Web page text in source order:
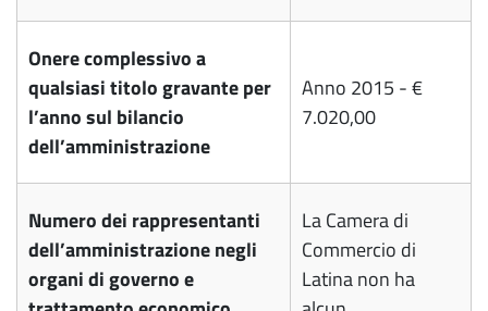
Onere complessivo a
qualsiasi titolo gravante per
l’anno sul bilancio
dell’amministrazione
Anno 2015 - €
7.020,00
Numero dei rappresentanti
dell’amministrazione negli
organi di governo e
La Camera di
Commercio di
Latina non ha